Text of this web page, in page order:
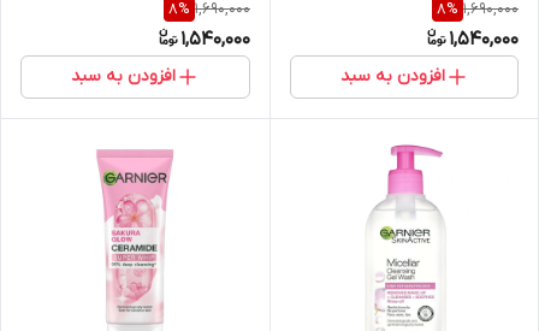
اروپا حاوی هیالورونیک اسید
1,690,000
8%
1,540,000
افزودن به سبد
نیاسینامید و سالیسیلیک اسید
1,690,000
8%
1,540,000
افزودن به سبد